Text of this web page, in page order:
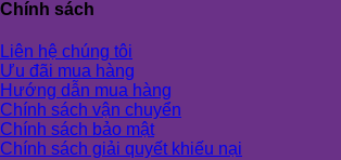
Chính sách
Liên hệ chúng tôi
Ưu đãi mua hàng
Hướng dẫn mua hàng
Chính sách vận chuyển
Chính sách bảo mật
Chính sách giải quyết khiếu nại